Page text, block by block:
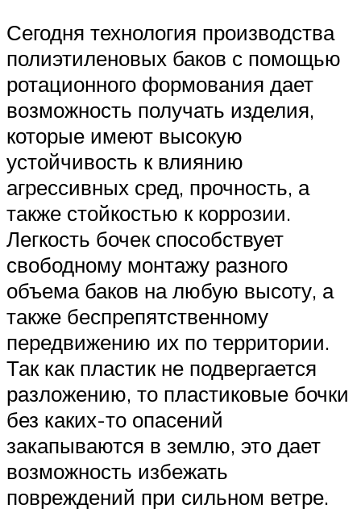
Сегодня технология производства
полиэтиленовых баков с помощью
ротационного формования дает
возможность получать изделия,
которые имеют высокую
устойчивость к влиянию
агрессивных сред, прочность, а
также стойкостью к коррозии.
Легкость бочек способствует
свободному монтажу разного
объема баков на любую высоту, а
также беспрепятственному
передвижению их по территории.
Так как пластик не подвергается
разложению, то пластиковые бочки
без каких-то опасений
закапываются в землю, это дает
возможность избежать
повреждений при сильном ветре.